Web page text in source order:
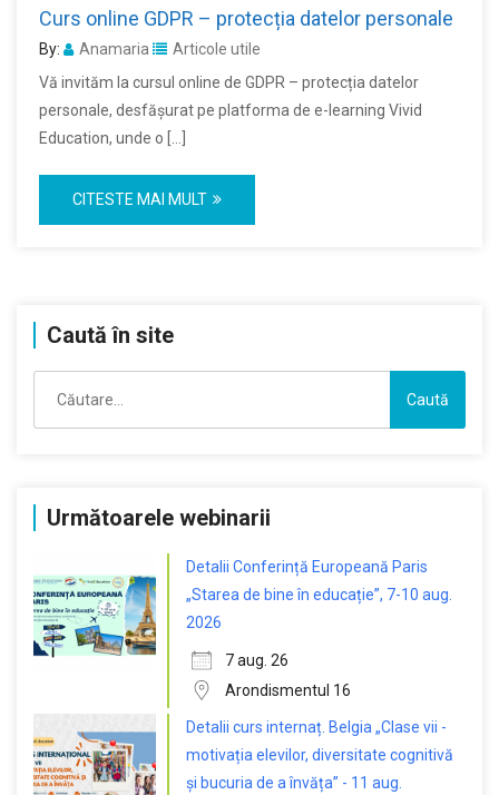
Curs online GDPR – protecția datelor personale
By: Anamaria
Articole utile
Vă invităm la cursul online de GDPR – protecția datelor
personale, desfășurat pe platforma de e-learning Vivid
Education, unde o […]
CITESTE MAI MULT
Caută în site
după:
Următoarele webinarii
Detalii Conferință Europeană Paris
„Starea de bine în educație”, 7-10 aug.
2026
7 aug. 26
Arondismentul 16
Detalii curs internaț. Belgia „Clase vii -
motivația elevilor, diversitate cognitivă
și bucuria de a învăța” - 11 aug.